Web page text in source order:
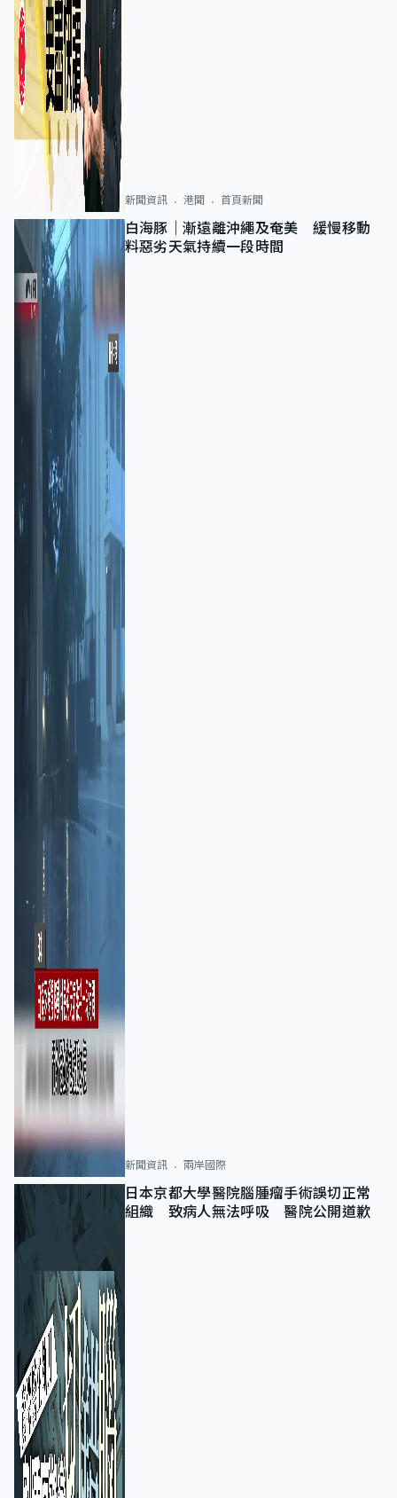
新聞資訊 港聞 首頁新聞
白海豚｜漸遠離沖繩及奄美 緩慢移動
料惡劣天氣持續一段時間
新聞資訊 兩岸國際
日本京都大學醫院腦腫瘤手術誤切正常
組織 致病人無法呼吸 醫院公開道歉